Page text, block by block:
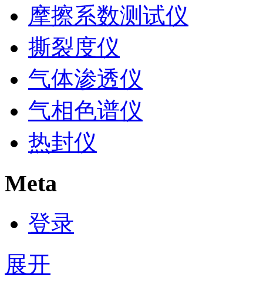
摩擦系数测试仪
撕裂度仪
气体渗透仪
气相色谱仪
热封仪
Meta
登录
展开